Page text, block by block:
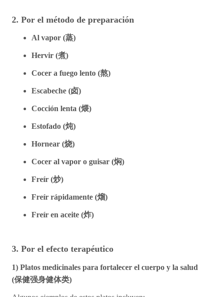
2. Por el método de preparación
Al vapor (蒸)
Hervir (煮)
Cocer a fuego lento (熬)
Escabeche (卤)
Cocción lenta (煨)
Estofado (炖)
Hornear (烧)
Cocer al vapor o guisar (焖)
Freír (炒)
Freír rápidamente (熘)
Freír en aceite (炸)
3. Por el efecto terapéutico
1) Platos medicinales para fortalecer el cuerpo y la salud
(保健强身健体类)